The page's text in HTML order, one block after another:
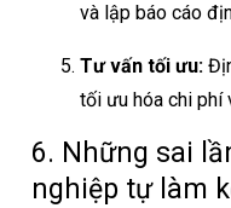
và lập báo cáo
Tư vấn tối ưu:
tối ưu hóa chi phí
6. Những sai
nghiệp tự làm